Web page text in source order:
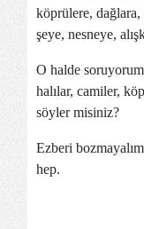
köprülere, dağlara,
şeye, nesneye,
O halde
halılar, camiler,
söyler misiniz?
Ezberi
hep.